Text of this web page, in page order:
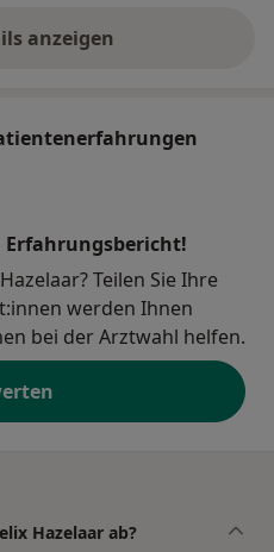
anzeigen
über die Adresse
Erfahrungsbericht!
Teilen Sie Ihre
werden Ihnen
bei der Arztwahl helfen.
Hazelaar ab?